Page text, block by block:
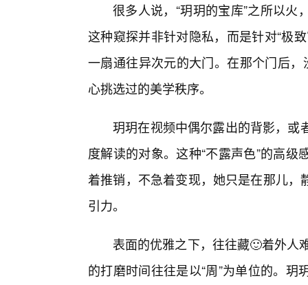
很多人说，“玥玥的宝库”之所以
这种窥探并非针对隐私，而是针对“极
一扇通往异次元的大门。在那个门后
心挑选过的美学秩序。
玥玥在视频中偶尔露出的背影，或
度解读的对象。这种“不露声色”的高
着推销，不急着变现，她只是在那儿
引力。
表面的优雅之下，往往藏🙂着外人
的打磨时间往往是以“周”为单位的。